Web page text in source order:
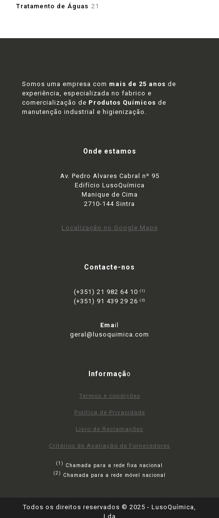
Tratamento de Águas 21
Somos uma empresa com mais de 25 anos de
experiência, especializada no fabrico e
comercialização de Produtos Químicos de
manutenção industrial e higienização.
Onde estamos
Av. Pedro Alvares Cabral nº 95
Edifício LusoQuímica
Manique de Cima
2710-144 Sintra
Localização no Google Maps
Contacte-nos
(+351) 21 982 64 10 (1)
(+351) 91 439 29 26 (2)
Email
geral@lusoquimica.com
Informação
Termos e condições
Política de Privacidade
Livro de Reclamações
Critérios de Avaliação de Fornecedores
(1) Chamada para a rede fixa nacional
(2) Chamada para a rede móvel nacional
Todos os direitos reservados © 2025 - LusoQuímica,
Lda